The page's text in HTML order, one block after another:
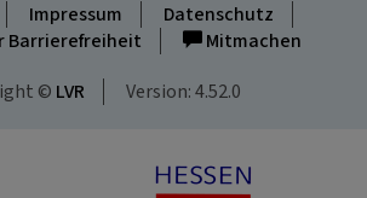
Impressum
Datenschutz
Barrierefreiheit
Mitmachen
© LVR Version: 4.52.0